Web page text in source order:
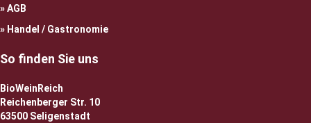
AGB
Handel / Gastronomie
So finden Sie uns
BioWeinReich
Reichenberger Str. 10
63500 Seligenstadt